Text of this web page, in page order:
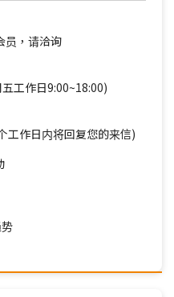
员，请洽询
工作日9:00~18:00)
作日内将回复您的来信)